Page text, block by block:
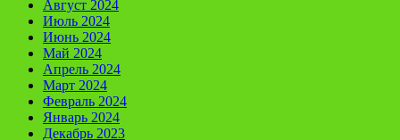
Август 2024
Июль 2024
Июнь 2024
Май 2024
Апрель 2024
Март 2024
Февраль 2024
Январь 2024
Декабрь 2023